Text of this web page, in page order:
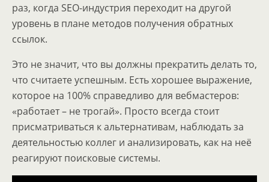
раз, когда SEO-индустрия переходит на другой
уровень в плане методов получения обратных
ссылок.
Это не значит, что вы должны прекратить делать то,
что считаете успешным. Есть хорошее выражение,
которое на 100% справедливо для вебмастеров:
«работает – не трогай». Просто всегда стоит
присматриваться к альтернативам, наблюдать за
деятельностью коллег и анализировать, как на неё
реагируют поисковые системы.